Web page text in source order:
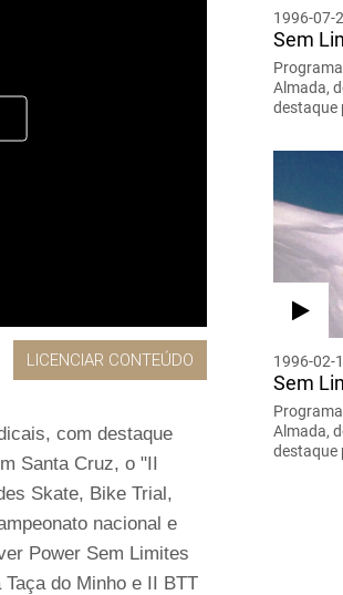
LICENCIAR CONTEÚDO
com destaque
Santa Cruz, o "II
Skate, Bike Trial,
nacional e
Power Sem Limites
do Minho e II BTT
1996-07-
Sem
Almada,
destaque
1996-02-
Sem
Almada,
destaque